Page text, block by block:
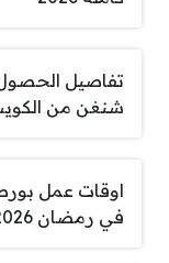
تفاصيل
شنغن من الكويت
اوقات عمل
في رمضان 2026